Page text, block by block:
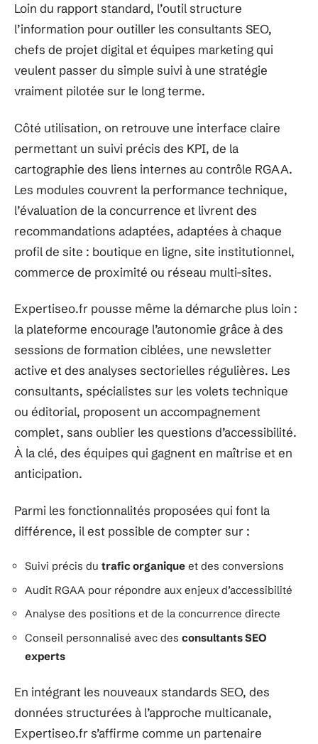
Loin du rapport standard, l’outil structure
l’information pour outiller les consultants SEO,
chefs de projet digital et équipes marketing qui
veulent passer du simple suivi à une stratégie
vraiment pilotée sur le long terme.
Côté utilisation, on retrouve une interface claire
permettant un suivi précis des KPI, de la
cartographie des liens internes au contrôle RGAA.
Les modules couvrent la performance technique,
l’évaluation de la concurrence et livrent des
recommandations adaptées, adaptées à chaque
profil de site : boutique en ligne, site institutionnel,
commerce de proximité ou réseau multi-sites.
Expertiseo.fr pousse même la démarche plus loin :
la plateforme encourage l’autonomie grâce à des
sessions de formation ciblées, une newsletter
active et des analyses sectorielles régulières. Les
consultants, spécialistes sur les volets technique
ou éditorial, proposent un accompagnement
complet, sans oublier les questions d’accessibilité.
À la clé, des équipes qui gagnent en maîtrise et en
anticipation.
Parmi les fonctionnalités proposées qui font la
différence, il est possible de compter sur :
Suivi précis du trafic organique et des conversions
Audit RGAA pour répondre aux enjeux d’accessibilité
Analyse des positions et de la concurrence directe
Conseil personnalisé avec des consultants SEO
experts
En intégrant les nouveaux standards SEO, des
données structurées à l’approche multicanale,
Expertiseo.fr s’affirme comme un partenaire